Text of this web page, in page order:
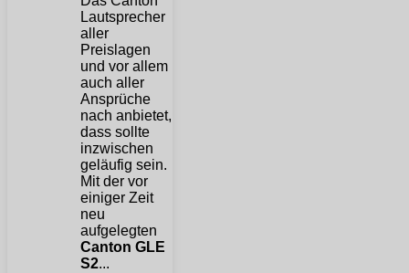
Lautsprecher
aller
Preislagen
und vor allem
auch aller
Ansprüche
nach anbietet,
dass sollte
inzwischen
geläufig sein.
Mit der vor
einiger Zeit
neu
aufgelegten
Canton GLE
S2...